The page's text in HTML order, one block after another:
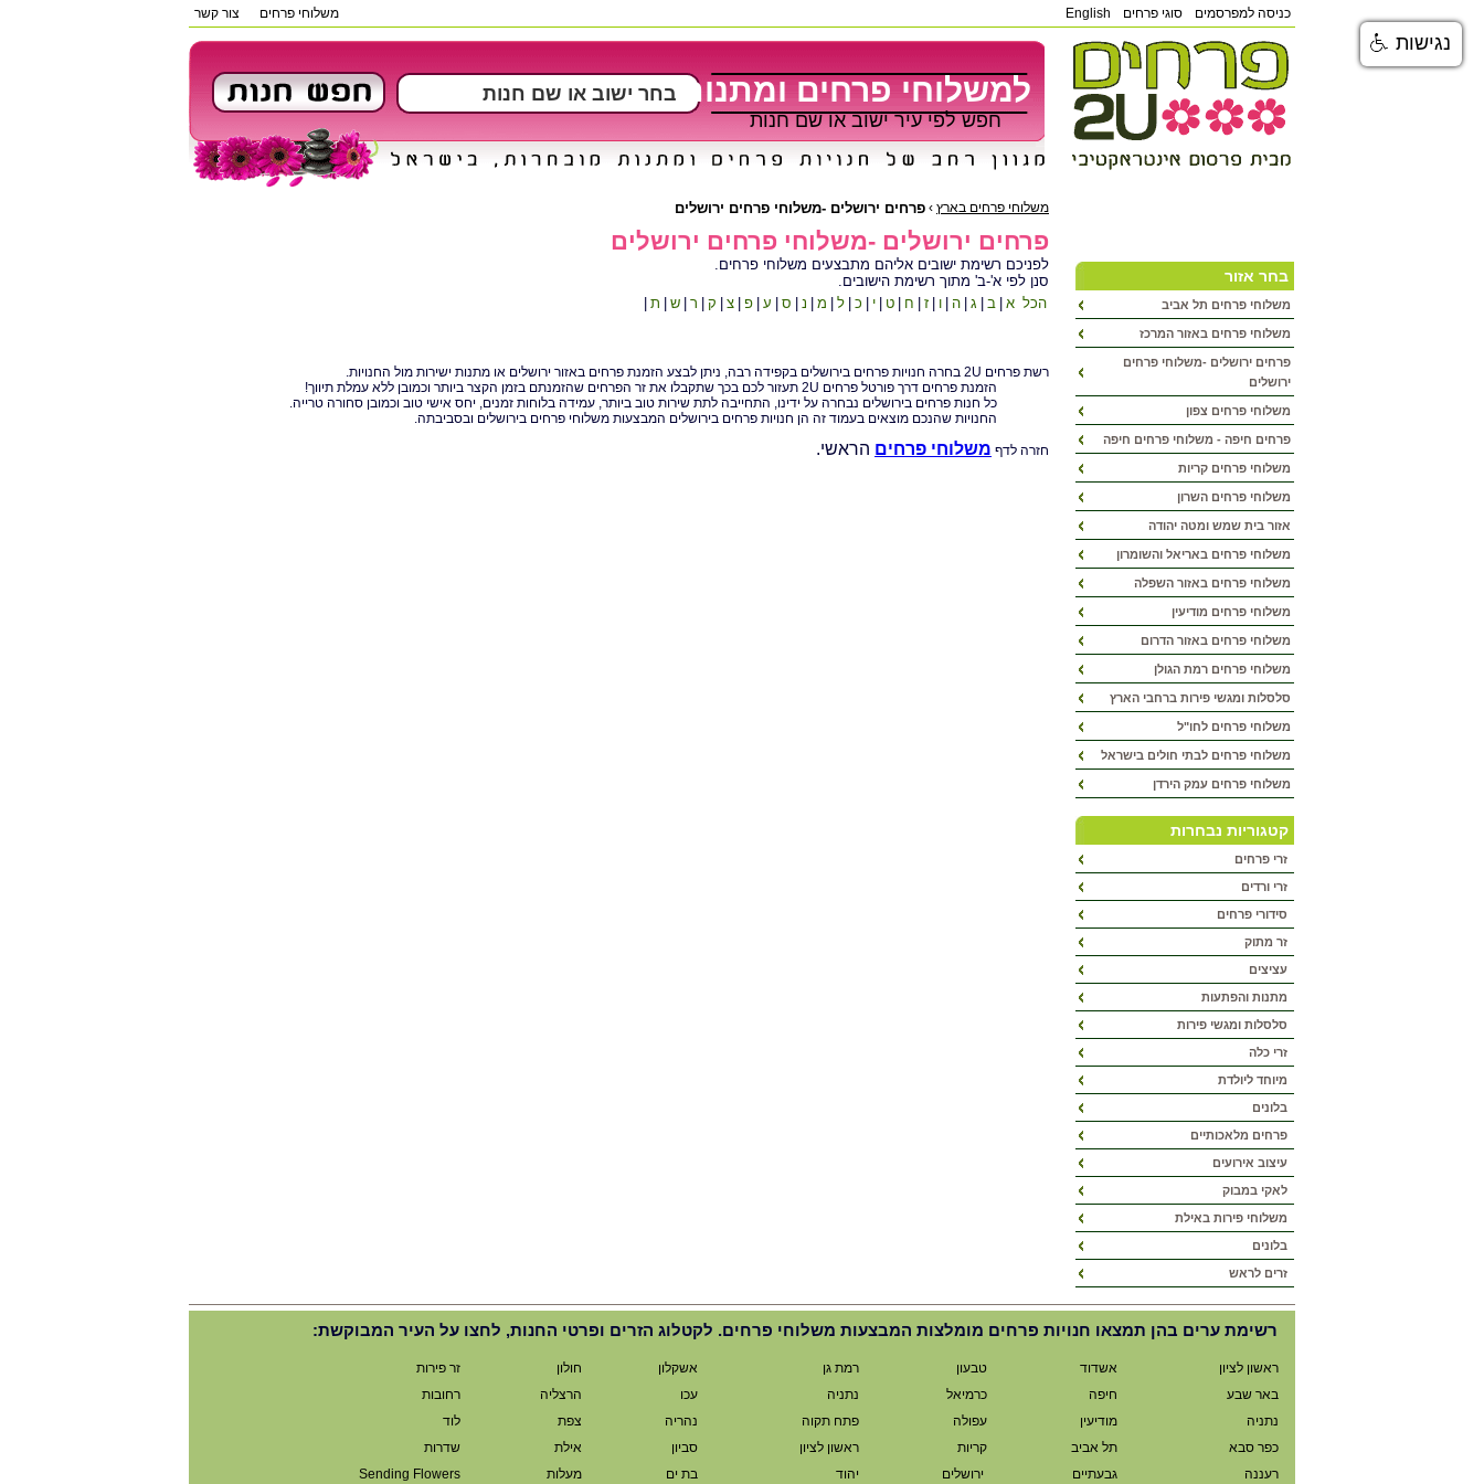
צור קשר משלוחי פרחים כניסה למפרסמים סוגי פרחים English
למשלוחי פרחים ומתנות
חפש לפי עיר ישוב או שם חנות
משלוחי פרחים בארץ › פרחים ירושלים -משלוחי פרחים ירושלים
פרחים ירושלים -משלוחי פרחים ירושלים
לפניכם רשימת ישובים אליהם מתבצעים משלוחי פרחים.
סנן לפי א'-ב' מתוך רשימת הישובים.
הכל א ב ג ה ו ז ח ט י כ ל מ נ ס ע פ צ ק ר ש ת
רשת פרחים 2U בחרה חנויות פרחים בירושלים בקפידה רבה, ניתן לבצע הזמנת פרחים באזור ירושלים או מתנות ישירות מול החנויות.
הזמנת פרחים דרך פורטל פרחים 2U תעזור לכם בכך שתקבלו את זר הפרחים שהזמנתם בזמן הקצר ביותר וכמובן ללא עמלת תיווך!
כל חנות פרחים בירושלים נבחרה על ידינו, התחייבה לתת שירות טוב ביותר, עמידה בלוחות זמנים, יחס אישי טוב וכמובן סחורה טרייה.
החנויות שהנכם מוצאים בעמוד זה הן חנויות פרחים בירושלים המבצעות משלוחי פרחים בירושלים ובסביבתה.
חזרה לדף משלוחי פרחים הראשי.
בחר אזור
משלוחי פרחים תל אביב
משלוחי פרחים באזור המרכז
פרחים ירושלים -משלוחי פרחים
ירושלים
משלוחי פרחים צפון
פרחים חיפה - משלוחי פרחים חיפה
משלוחי פרחים קריות
משלוחי פרחים השרון
אזור בית שמש ומטה יהודה
משלוחי פרחים באריאל והשומרון
משלוחי פרחים באזור השפלה
משלוחי פרחים מודיעין
משלוחי פרחים באזור הדרום
משלוחי פרחים רמת הגולן
סלסלות ומגשי פירות ברחבי הארץ
משלוחי פרחים לחו"ל
משלוחי פרחים לבתי חולים בישראל
משלוחי פרחים עמק הירדן
קטגוריות נבחרות
זרי פרחים
זרי ורדים
סידורי פרחים
זר מתוק
עציצים
מתנות והפתעות
סלסלות ומגשי פירות
זרי כלה
מיוחד ליולדת
בלונים
פרחים מלאכותיים
עיצוב אירועים
לאקי במבוק
משלוחי פירות באילת
בלונים
זרים לראש
רשימת ערים בהן תמצאו חנויות פרחים מומלצות המבצעות משלוחי פרחים. לקטלוג הזרים ופרטי החנות, לחצו על העיר המבוקשת:
ראשון לציון אשדוד טבעון רמת גן אשקלון חולון
זר פירות
באר שבע
חיפה כרמיאל נתניה עכו הרצליה
רחובות
נתניה
מודיעין עפולה פתח תקוה נהריה צפת
לוד
כפר סבא
תל אביב קריות ראשון לציון סביון אילת
שדרות
רעננה
גבעתיים ירושלים יהוד בת ים מעלות Sending Flowers
נגישות